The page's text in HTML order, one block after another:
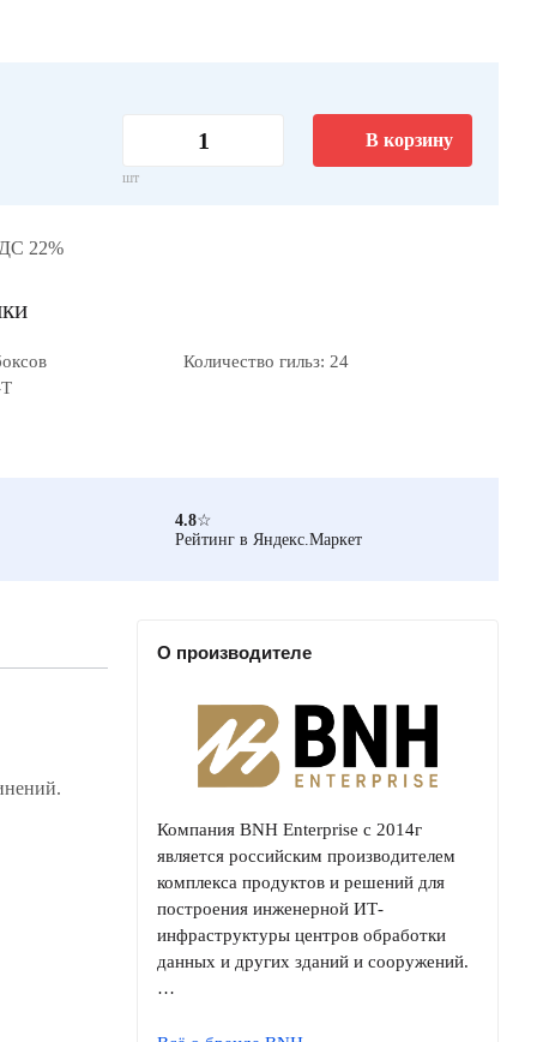
шт
В корзину
22%
Количество гильз: 24
4.8☆
Рейтинг в Яндекс.Маркет
О производителе
Компания BNH Enterprise с 2014г
является российским производителем
комплекса продуктов и решений для
построения инженерной ИТ-
инфраструктуры центров обработки
данных и других зданий и сооружений.
…